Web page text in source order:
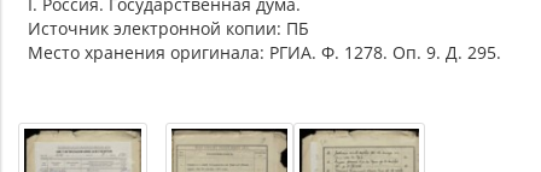
Источник электронной копии: ПБ
Место хранения оригинала: РГИА. Ф. 1278. Оп. 9. Д. 295.